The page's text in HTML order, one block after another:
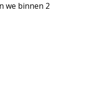
we binnen 2